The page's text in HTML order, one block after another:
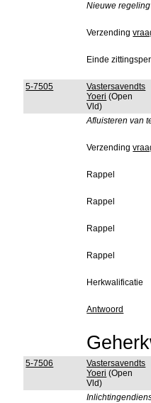
Nieuwe
Verzending
Einde
5-7505
Vastersavendts
Yoeri (Open
Vld)
Afluisteren van
Verzending
Rappel
Rappel
Rappel
Rappel
Herkwalificatie
Antwoord
5-7506
Vastersavendts
Yoeri (Open
Vld)